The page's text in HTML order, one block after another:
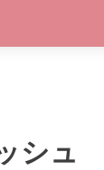
シュ